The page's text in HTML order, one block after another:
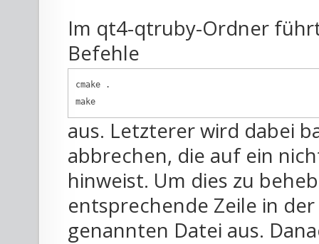
Im qt4-qtruby-Ordner
Befehle
cmake .
make
aus. Letzterer wird dabei
abbrechen, die auf ein
hinweist. Um dies zu
entsprechende Zeile in
genannten Datei aus.